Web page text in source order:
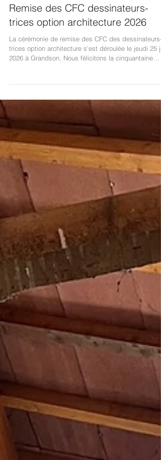
26 juin
Remise des CFC dessinateurs-
trices option architecture 2026
La cérémonie de remise des CFC des dessinateurs-
formation de base et leur adressons nos voeux de
réussite pour la suite de leur carrière professionnelle.
Nous félicitons particulièrement notre apprenti Kyllian
pour l'obtention de son CFC acquis au terme d'une
formation brillamment menée.